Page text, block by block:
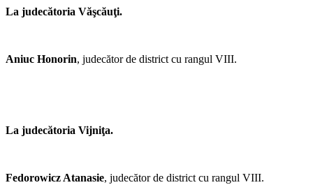
La judecătoria Văşcăuţi.
Aniuc Honorin, judecător de district cu rangul VIII.
La judecătoria Vijniţa.
Fedorowicz Atanasie, judecător de district cu rangul VIII.